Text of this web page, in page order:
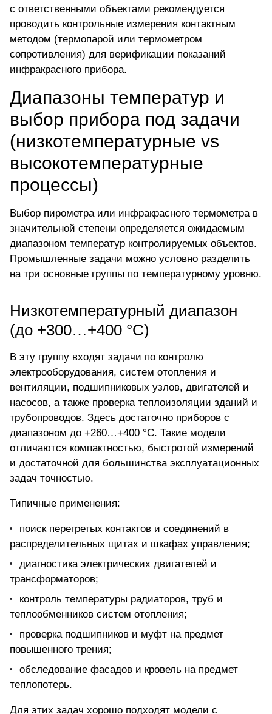
с ответственными объектами рекомендуется
проводить контрольные измерения контактным
методом (термопарой или термометром
сопротивления) для верификации показаний
инфракрасного прибора.
Диапазоны температур и
выбор прибора под задачи
(низкотемпературные vs
высокотемпературные
процессы)
Выбор пирометра или инфракрасного термометра в
значительной степени определяется ожидаемым
диапазоном температур контролируемых объектов.
Промышленные задачи можно условно разделить
на три основные группы по температурному уровню.
Низкотемпературный диапазон
(до +300…+400 °C)
В эту группу входят задачи по контролю
электрооборудования, систем отопления и
вентиляции, подшипниковых узлов, двигателей и
насосов, а также проверка теплоизоляции зданий и
трубопроводов. Здесь достаточно приборов с
диапазоном до +260…+400 °C. Такие модели
отличаются компактностью, быстротой измерений
и достаточной для большинства эксплуатационных
задач точностью.
Типичные применения:
поиск перегретых контактов и соединений в
распределительных щитах и шкафах управления;
диагностика электрических двигателей и
трансформаторов;
контроль температуры радиаторов, труб и
теплообменников систем отопления;
проверка подшипников и муфт на предмет
повышенного трения;
обследование фасадов и кровель на предмет
теплопотерь.
Для этих задач хорошо подходят модели с